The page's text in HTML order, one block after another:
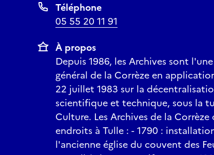
Téléphone
05 55 20 11 91
À propos
Depuis 1986, les Archives sont
général de la Corrèze en
22 juillet 1983 sur la
scientifique et technique, sous la
Culture. Les Archives de la
endroits à Tulle : - 1790 :
l'ancienne église du couvent des